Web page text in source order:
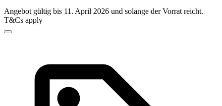
Angebot gültig bis 11. April 2026 und solange der Vorrat reicht.
T&Cs apply